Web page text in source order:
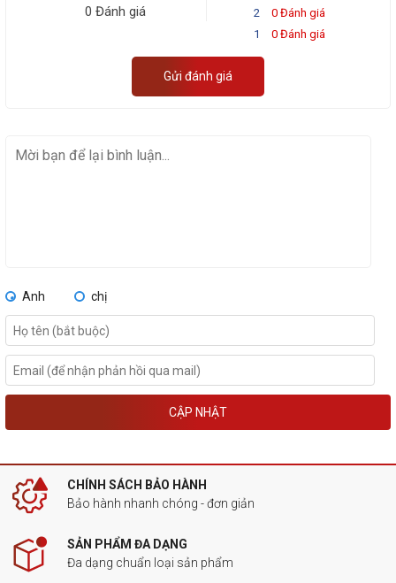
0 Đánh giá
2
0 Đánh giá
1
0 Đánh giá
Gửi đánh giá
Anh chị
CẬP NHẬT
CHÍNH SÁCH BẢO HÀNH
Bảo hành nhanh chóng - đơn giản
SẢN PHẨM ĐA DẠNG
Đa dạng chuẩn loại sản phẩm